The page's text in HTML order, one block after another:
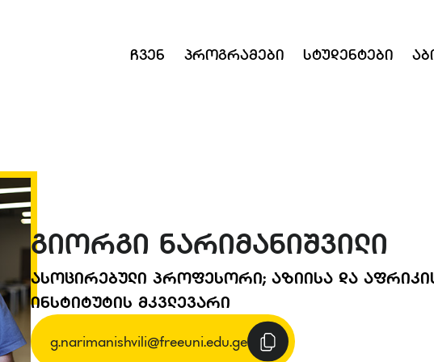
Ჩვენ Პროგრამები Სტუდენტები
ᲒᲘᲝᲠᲒᲘ ᲜᲐᲠᲘᲛᲐᲜᲘᲨᲕᲘᲚᲘ
ᲐᲡᲝᲪᲘᲠᲔᲑᲣᲚᲘ ᲞᲠᲝᲤᲔᲡᲝᲠᲘ; ᲐᲖᲘᲘᲡᲐ ᲓᲐ
ᲘᲜᲡᲢᲘᲢᲣᲢᲘᲡ ᲛᲙᲕᲚᲔᲕᲐᲠᲘ
g.narimanishvili@freeuni.edu.ge